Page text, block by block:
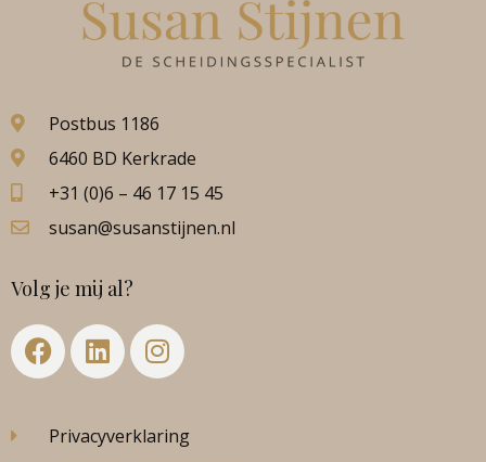
Postbus 1186
6460 BD Kerkrade
+31 (0)6 – 46 17 15 45
susan@susanstijnen.nl
Volg je mij al?
Privacyverklaring